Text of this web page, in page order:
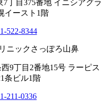
丁目375番地 イニシアグラ
イースト1階
522-8344
ニックさっぽろ山鼻
9丁目2番地15号 ラーピス
条ビル1階
211-0336